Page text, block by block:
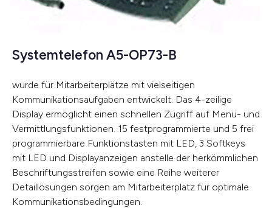
Systemtelefon A5-OP73-B
wurde für Mitarbeiterplätze mit vielseitigen
Kommunikationsaufgaben entwickelt. Das 4-zeilige
Display ermöglicht einen schnellen Zugriff auf Menü- und
Vermittlungsfunktionen. 15 festprogrammierte und 5 frei
programmierbare Funktionstasten mit LED, 3 Softkeys
mit LED und Displayanzeigen anstelle der herkömmlichen
Beschriftungsstreifen sowie eine Reihe weiterer
Detaillösungen sorgen am Mitarbeiterplatz für optimale
Kommunikationsbedingungen.